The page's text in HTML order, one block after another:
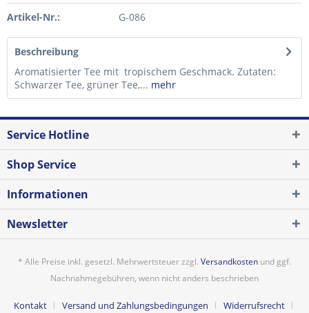
Artikel-Nr.: G-086
Beschreibung
Aromatisierter Tee mit tropischem Geschmack. Zutaten:
Schwarzer Tee, grüner Tee,... mehr
Service Hotline
Shop Service
Informationen
Newsletter
* Alle Preise inkl. gesetzl. Mehrwertsteuer zzgl. Versandkosten und ggf.
Nachnahmegebühren, wenn nicht anders beschrieben
Kontakt Versand und Zahlungsbedingungen Widerrufsrecht